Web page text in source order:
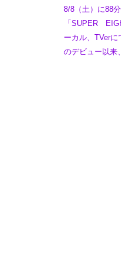
8/8（土）に88
「SUPER
ーカル、TVer
のデビュー以来